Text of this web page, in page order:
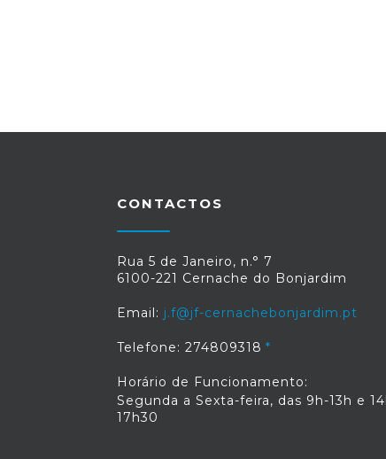
CONTACTOS
Rua 5 de Janeiro, n.° 7
6100-221 Cernache do Bonjardim
Email: j.f@jf-cernachebonjardim.pt
Telefone: 274809318
Horário de Funcionamento:
Segunda a Sexta-feira, das 9h-13h e
17h30